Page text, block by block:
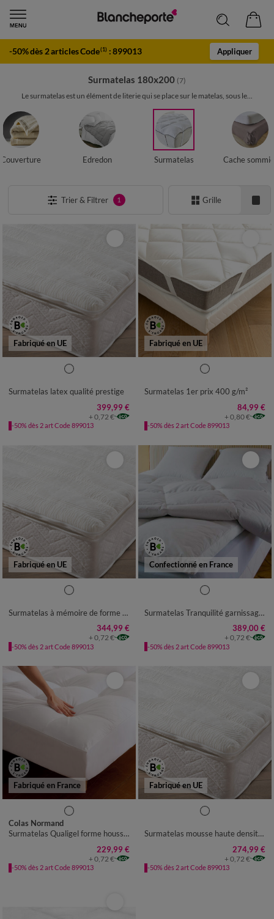
-50% dès 2 articles Code(1) :899013 Appliquer
Surmatelas 180x200 (7)
Le surmatelas est un élément de literie qui se place sur le matelas, sous le...
Couverture Edredon Surmatelas Cache
Trier & Filtrer 1 Grille
Fabriqué en UE
Surmatelas latex qualité prestige
399,99 €
+ 0,72 €
-50% dès 2 art Code 899013
Fabriqué en UE
Surmatelas 1er prix 400 g/m²
84,99 €
+ 0,80 €
-50% dès 2 art Code 899013
Fabriqué en UE
Surmatelas à mémoire de forme qualité prestige
344,99 €
+ 0,72 €
-50% dès 2 art Code 899013
Confectionné en France
SURMATELAS 1 PERS :
SURMATELAS 2 PERS :
SURMATELAS 2 PERS :
160X200CM
Surmatelas Tranquilité garnissage naturel
389,00 €
+ 0,72 €
-50% dès 2 art Code 899013
Fabriqué en France
Colas Normand
Surmatelas Qualigel forme housse matelas épais bonnet 30 cm
229,99 €
+ 0,72 €
-50% dès 2 art Code 899013
Fabriqué en UE
Surmatelas mousse haute densité qualité prestige
274,99 €
+ 0,72 €
-50% dès 2 art Code 899013